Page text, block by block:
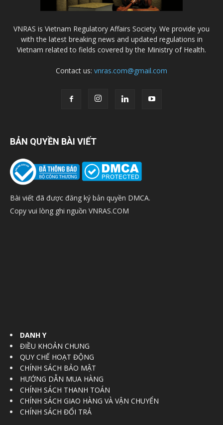
VNRAS is Vietnam Regulatory Affairs Society. We provide you
with the latest breaking news and updated regulations in
Vietnam related to fields covered by the Ministry of Health.
Contact us: vnras.com@gmail.com
BẢN QUYỀN BÀI VIẾT
Bài viết đã được đăng ký bản quyền DMCA.
Copy vui lòng ghi nguồn VNRAS.COM
DANH Y
ĐIỀU KHOẢN CHUNG
QUY CHẾ HOẠT ĐỘNG
CHÍNH SÁCH BẢO MẬT
HƯỚNG DẪN MUA HÀNG
CHÍNH SÁCH THANH TOÁN
CHÍNH SÁCH GIAO HÀNG VÀ VẬN CHUYỂN
CHÍNH SÁCH ĐỔI TRẢ